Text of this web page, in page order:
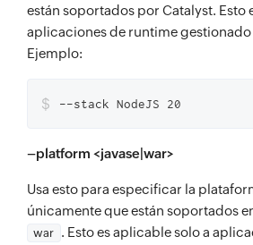
están soportados por Catalyst. Esto
aplicaciones de runtime gestionado
Ejemplo:
$ --stack NodeJS 20
–platform <javase|war>
Usa esto para especificar la
únicamente que están soportados
war . Esto es aplicable solo a